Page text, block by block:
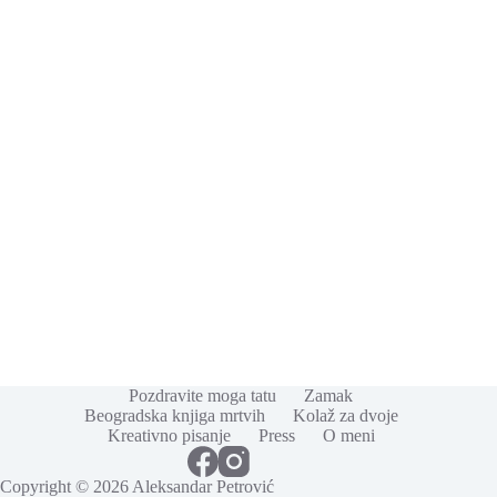
Pozdravite moga tatu
Zamak
Beogradska knjiga mrtvih
Kolaž za dvoje
Kreativno pisanje
Press O meni
Copyright © 2026 Aleksandar Petrović